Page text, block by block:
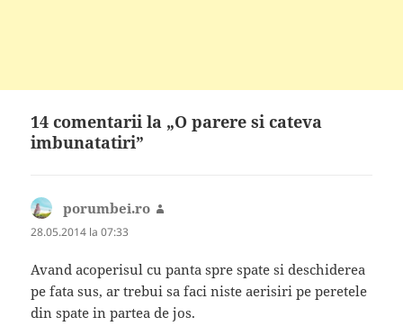
14 comentarii la „O parere si cateva
imbunatatiri”
porumbei.ro
28.05.2014 la 07:33
Avand acoperisul cu panta spre spate si deschiderea
pe fata sus, ar trebui sa faci niste aerisiri pe peretele
din spate in partea de jos.